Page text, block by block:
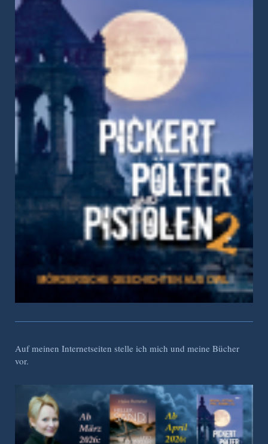
Auf meinen Internetseiten stelle ich mich und meine Bücher
vor.